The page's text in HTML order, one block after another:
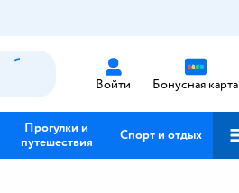
Войти Бонусная карта
Прогулки и
путешествия
Спорт и отдых